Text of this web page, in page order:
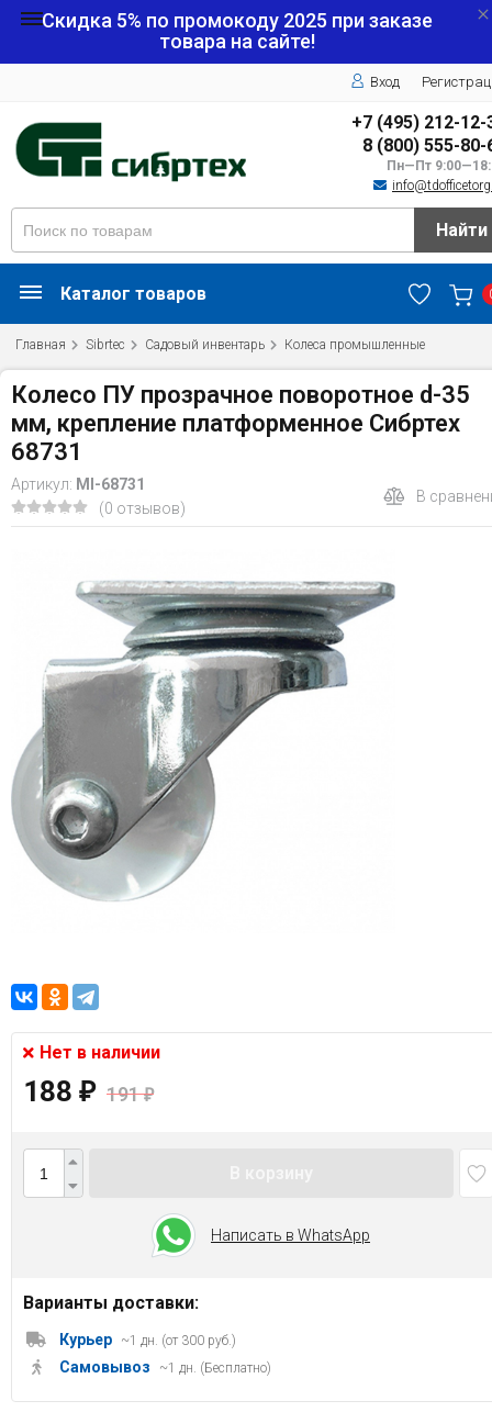
Скидка 5% по промокоду 2025 при заказе
товара на сайте!
Вход
+7 (495) 212-12-
8 (800) 555-80-
Пн—Пт
Найти
Каталог товаров
Главная Sibrtec Садовый инвентарь Колеса промышленные
Колесо ПУ прозрачное поворотное d-35
мм, крепление платформенное Сибртех
68731
Артикул: MI-68731
(0 отзывов)
В
Нет в наличии
188 ₽ 191₽
Написать в WhatsApp
Варианты доставки:
Курьер ~1 дн. (от 300 руб.)
Самовывоз ~1 дн. (Бесплатно)